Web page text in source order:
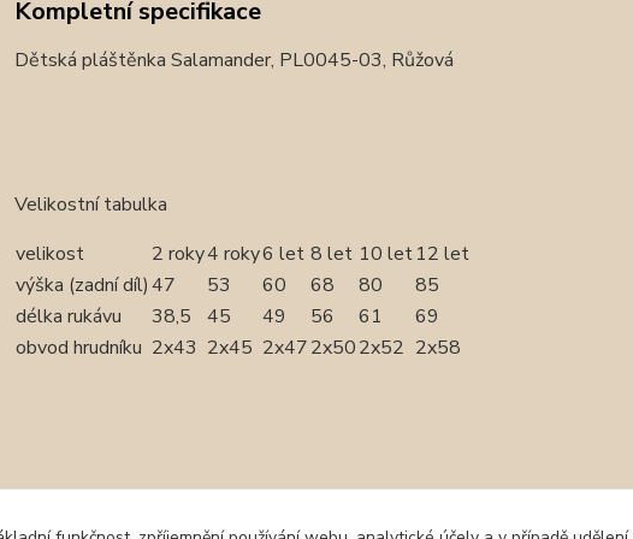
Kompletní specifikace
Dětská pláštěnka Salamander, PL0045-03, Růžová
Velikostní tabulka
velikost
2 roky4 roky6 let 8 let 10 let12 let
výška (zadní díl)47 53 60 68 80
85
délka rukávu
38,5 45 49 56 61
69
obvod hrudníku 2x43 2x45 2x472x502x52 2x58